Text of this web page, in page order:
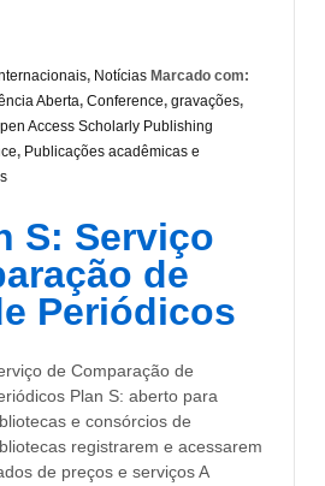
, Notícias Marcado com:
Aberta, Conference, gravações,
Access Scholarly Publishing
, Publicações acadêmicas e
S: Serviço
de
Periódicos
de Comparação de
Plan S: aberto para
e consórcios de
registrarem e acessarem
de preços e serviços A